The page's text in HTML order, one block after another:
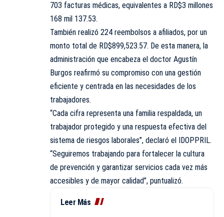
703 facturas médicas, equivalentes a RD$3 millones
168 mil 137.53.
También realizó 224 reembolsos a afiliados, por un
monto total de RD$899,523.57. De esta manera, la
administración que encabeza el doctor Agustín
Burgos reafirmó su compromiso con una gestión
eficiente y centrada en las necesidades de los
trabajadores.
“Cada cifra representa una familia respaldada, un
trabajador protegido y una respuesta efectiva del
sistema de riesgos laborales”, declaró el IDOPPRIL.
“Seguiremos trabajando para fortalecer la cultura
de prevención y garantizar servicios cada vez más
accesibles y de mayor calidad”, puntualizó.
Leer Más